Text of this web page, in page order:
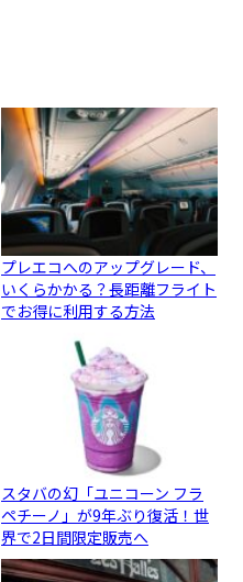
プレエコへのアップグレード、
いくらかかる？長距離フライト
でお得に利用する方法
スタバの幻「ユニコーン フラ
ペチーノ」が9年ぶり復活！世
界で2日間限定販売へ